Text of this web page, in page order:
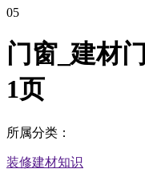
05
门窗_建材
1页
所属分类：
装修建材知识